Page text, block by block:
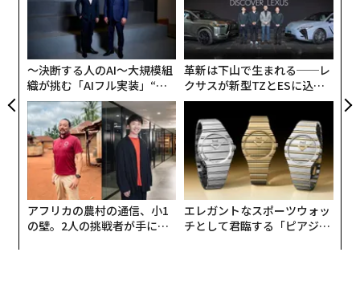
〜決断する人のAI〜大規模組
織が挑む「AIフル実装」“使
う”企業から“動く”企業へ【N
TTドコモビジネス×PwC】
革新は下山で生まれる──レ
クサスが新型TZとESに込め
た「DISCOVER」の哲学
アフリカの農村の通信、小1
の壁。2人の挑戦者が手にし
エレガントなスポーツウォッ
チとして君臨する「ピアジ